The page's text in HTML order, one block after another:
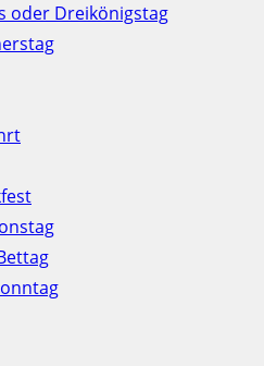
oder Dreikönigstag